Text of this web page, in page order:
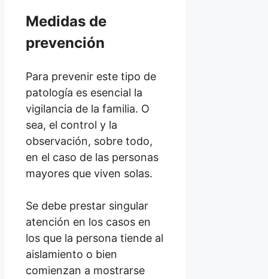
Medidas de
prevención
Para prevenir este tipo de
patología es esencial la
vigilancia de la familia. O
sea, el control y la
observación, sobre todo,
en el caso de las personas
mayores que viven solas.
Se debe prestar singular
atención en los casos en
los que la persona tiende al
aislamiento o bien
comienzan a mostrarse